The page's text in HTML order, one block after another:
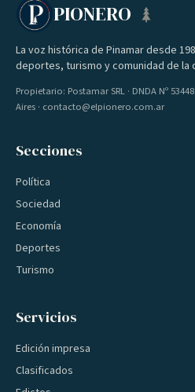
PIONERO
La voz histórica de Pinamar desde
deportes, turismo y comunidad de la
Propietario: Postamar SRL · DNDA Nº
Aires · contacto@elpionero.com.ar
Secciones
Política
Sociedad
Economía
Deportes
Turismo
Servicios
Edición impresa
Clasificados